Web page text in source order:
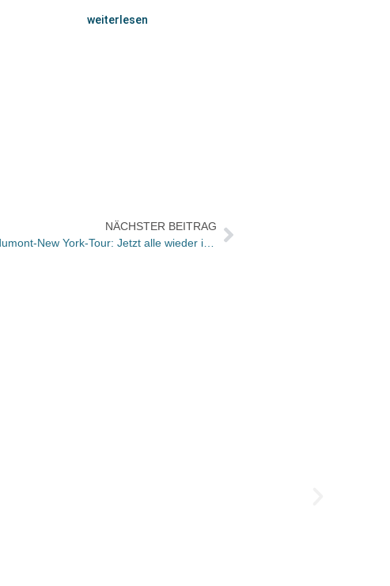
weiterlesen
NÄCHSTER BEITRAG
Das Abschiedsfoto der Mairdumont-New York-Tour: Jetzt alle wieder in der Heimat